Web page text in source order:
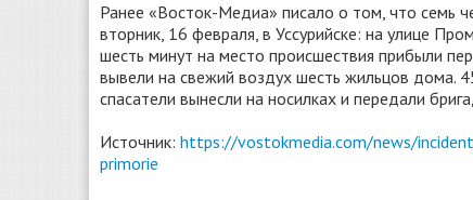
Ранее «Восток-Медиа» писало о том, что семь
вторник, 16 февраля, в Уссурийске: на улице
шесть минут на место происшествия прибыли
вывели на свежий воздух шесть жильцов дома.
спасатели вынесли на носилках и передали
Источник: https://vostokmedia.com/news/
primorie